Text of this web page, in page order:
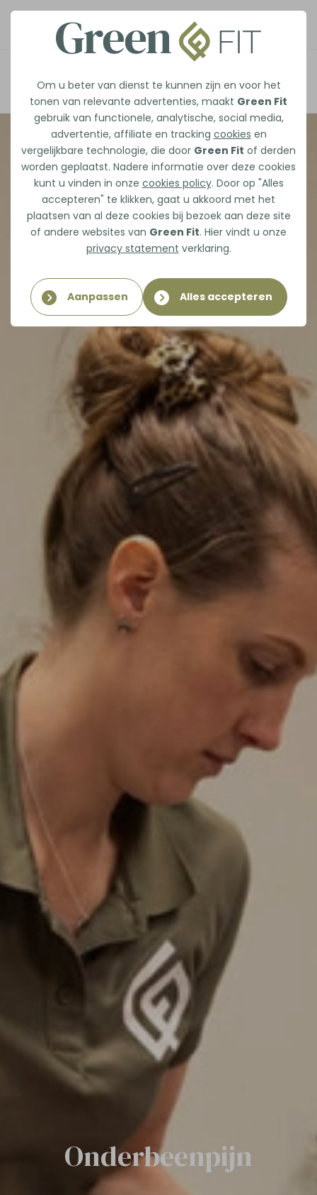
Om u beter van dienst te kunnen zijn en voor het
tonen van relevante advertenties, maakt Green Fit
gebruik van functionele, analytische, social media,
advertentie, affiliate en tracking cookies en
vergelijkbare technologie, die door Green Fit of derden
worden geplaatst. Nadere informatie over deze cookies
kunt u vinden in onze cookies policy. Door op "Alles
accepteren" te klikken, gaat u akkoord met het
plaatsen van al deze cookies bij bezoek aan deze site
of andere websites van Green Fit. Hier vindt u onze
privacy statement verklaring.
Aanpassen Alles accepteren
Afspraak maken
Onderbeenpijn